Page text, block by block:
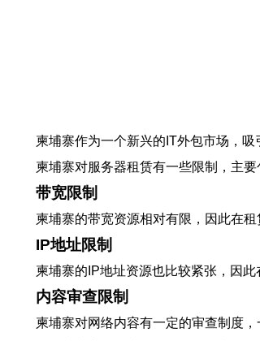
柬埔寨作为一个新兴的IT外包市场，
柬埔寨对服务器租赁有一些限制，主
带宽限制
柬埔寨的带宽资源相对有限，因此在
IP地址限制
柬埔寨的IP地址资源也比较紧张，因
内容审查限制
柬埔寨对网络内容有一定的审查制度